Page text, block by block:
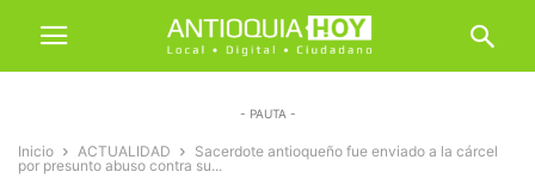
- PAUTA -
Inicio ACTUALIDAD
Sacerdote antioqueño fue enviado a la cárcel
por presunto abuso contra su...